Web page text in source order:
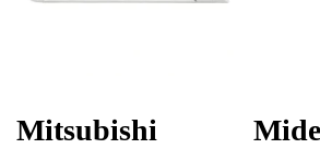
Mitsubishi